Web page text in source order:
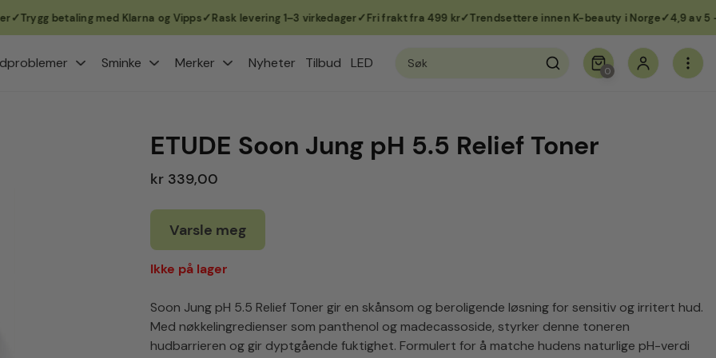
betaling med Klarna og Vipps Rask levering 1–3 virkedager Fri frakt fra 499 kr Trendsettere innen K-beauty i Norge 4,9 av 5 –
Sminke Merker Nyheter Tilbud LED
Søk
etter:
0
ETUDE Soon Jung pH 5.5 Relief Toner
kr 339,00
Varsle meg
Ikke på lager
Soon Jung pH 5.5 Relief Toner gir en skånsom og beroligende løsning for sensitiv og irritert hud.
Med nøkkelingredienser som panthenol og madecassoside, styrker denne toneren
hudbarrieren og gir dyptgående fuktighet. Formulert for å matche hudens naturlige pH-verdi